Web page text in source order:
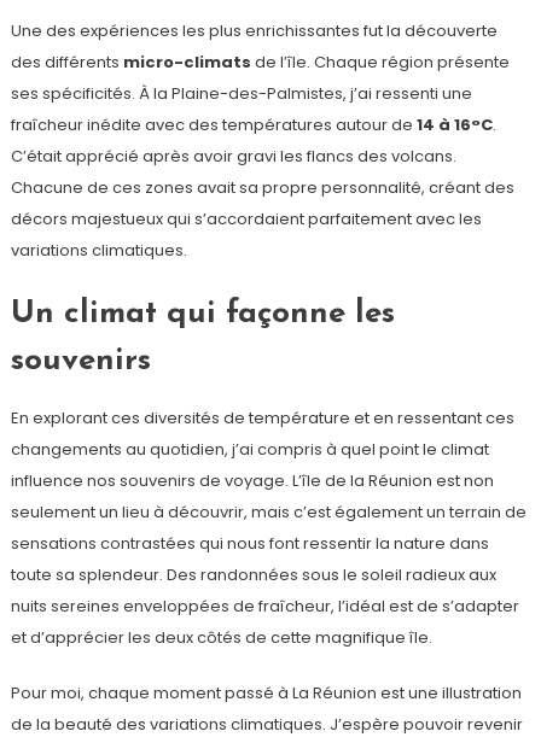
Une des expériences les plus enrichissantes fut la découverte
des différents micro-climats de l’île. Chaque région présente
ses spécificités. À la Plaine-des-Palmistes, j’ai ressenti une
fraîcheur inédite avec des températures autour de 14 à 16°C.
C’était apprécié après avoir gravi les flancs des volcans.
Chacune de ces zones avait sa propre personnalité, créant des
décors majestueux qui s’accordaient parfaitement avec les
variations climatiques.
Un climat qui façonne les
souvenirs
En explorant ces diversités de température et en ressentant ces
changements au quotidien, j’ai compris à quel point le climat
influence nos souvenirs de voyage. L’île de la Réunion est non
seulement un lieu à découvrir, mais c’est également un terrain de
sensations contrastées qui nous font ressentir la nature dans
toute sa splendeur. Des randonnées sous le soleil radieux aux
nuits sereines enveloppées de fraîcheur, l’idéal est de s’adapter
et d’apprécier les deux côtés de cette magnifique île.
Pour moi, chaque moment passé à La Réunion est une illustration
de la beauté des variations climatiques. J’espère pouvoir revenir